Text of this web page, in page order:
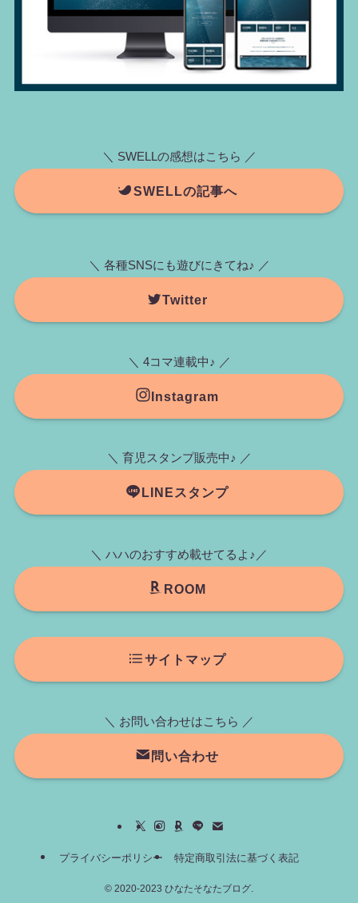
＼ SWELLの感想はこちら ／
SWELLの記事へ
＼ 各種SNSにも遊びにきてね♪ ／
Twitter
＼ 4コマ連載中♪ ／
Instagram
＼ 育児スタンプ販売中♪ ／
LINEスタンプ
＼ ハハのおすすめ載せてるよ♪／
ROOM
サイトマップ
＼ お問い合わせはこちら ／
問い合わせ
プライバシーポリシー 特定商取引法に基づく表記
© 2020-2023 ひなたそなたブログ.